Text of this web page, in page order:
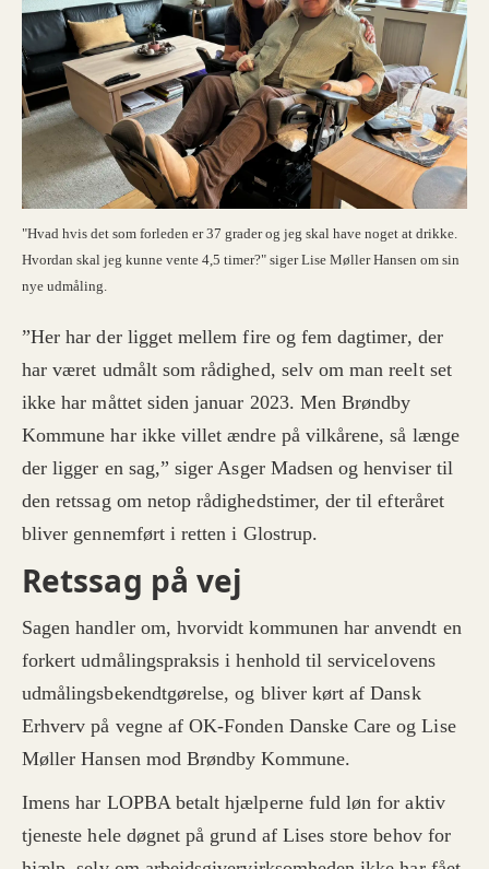
"Hvad hvis det som forleden er 37 grader og jeg skal have noget at drikke.
Hvordan skal jeg kunne vente 4,5 timer?" siger Lise Møller Hansen om sin
nye udmåling.
”Her har der ligget mellem fire og fem dagtimer, der
har været udmålt som rådighed, selv om man reelt set
ikke har måttet siden januar 2023. Men Brøndby
Kommune har ikke villet ændre på vilkårene, så længe
der ligger en sag,” siger Asger Madsen og henviser til
den retssag om netop rådighedstimer, der til efteråret
bliver gennemført i retten i Glostrup.
Retssag på vej
Sagen handler om, hvorvidt kommunen har anvendt en
forkert udmålingspraksis i henhold til servicelovens
udmålingsbekendtgørelse, og bliver kørt af Dansk
Erhverv på vegne af OK-Fonden Danske Care og Lise
Møller Hansen mod Brøndby Kommune.
Imens har LOPBA betalt hjælperne fuld løn for aktiv
tjeneste hele døgnet på grund af Lises store behov for